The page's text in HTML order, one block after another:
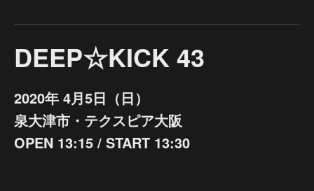
DEEP☆KICK 43
2020年 4月5日（日）
泉大津市・テクスピア大阪
OPEN 13:15 / START 13:30